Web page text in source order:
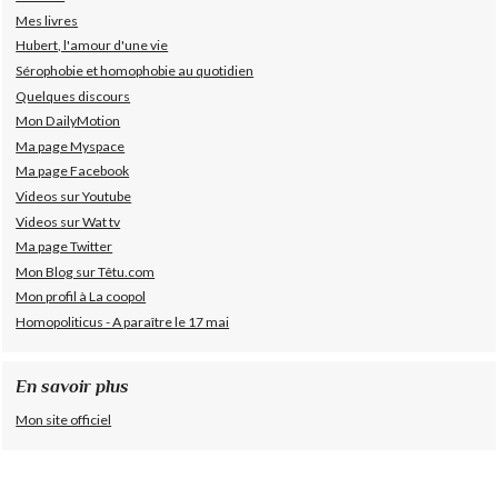
Mes livres
Hubert, l'amour d'une vie
Sérophobie et homophobie au quotidien
Quelques discours
Mon DailyMotion
Ma page Myspace
Ma page Facebook
Videos sur Youtube
Videos sur Wat tv
Ma page Twitter
Mon Blog sur Têtu.com
Mon profil à La coopol
Homopoliticus - A paraître le 17 mai
En savoir plus
Mon site officiel